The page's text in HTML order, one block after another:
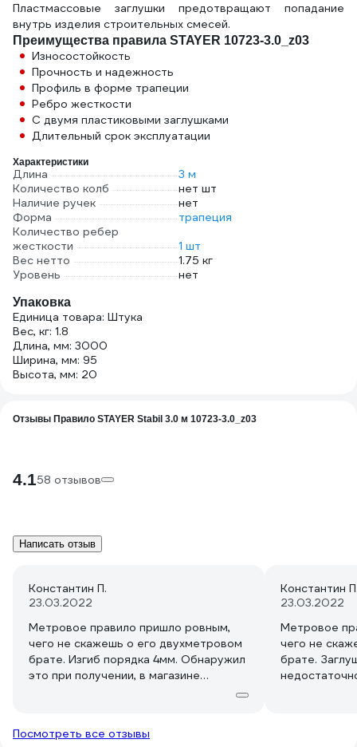
Пластмассовые заглушки предотвращают попадание
внутрь изделия строительных смесей.
Преимущества правила STAYER 10723-3.0_z03
Износостойкость
Прочность и надежность
Профиль в форме трапеции
Ребро жесткости
С двумя пластиковыми заглушками
Длительный срок эксплуатации
Характеристики
Длина
3 м
Количество колб
нет шт
Наличие ручек
нет
Форма
трапеция
Количество ребер
жесткости
1 шт
Вес нетто
1.75 кг
Уровень
нет
Упаковка
Единица товара: Штука
Вес, кг: 1.8
Длина, мм: 3000
Ширина, мм: 95
Высота, мм: 20
Отзывы Правило STAYER Stabil 3.0 м 10723-3.0_z03
4.158 отзывов
Написать отзыв
Константин П.
23.03.2022
Метровое правило пришло ровным,
чего не скажешь о его двухметровом
брате. Изгиб порядка 4мм. Обнаружил
это при получении, в магазине
сделали перезаказ. Второй экземпляр
посадить их на клей. В руке лежит
Константин
23.03.2022
Метровое
чего не
брате.
Посмотреть все отзывы